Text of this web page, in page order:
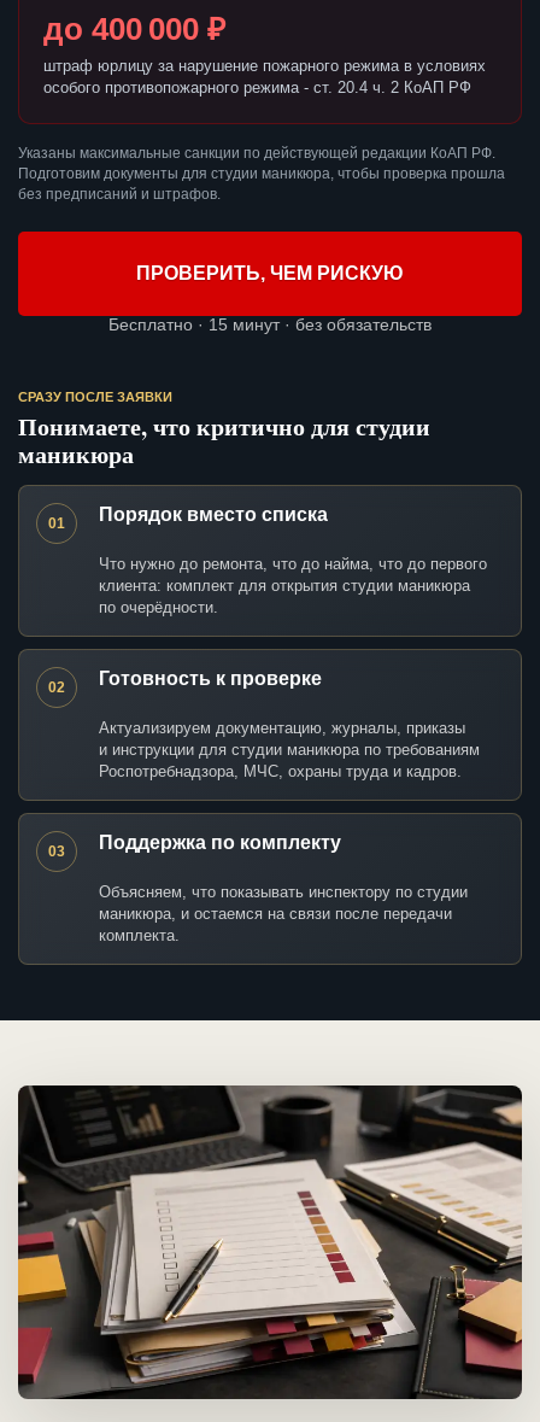
до 400 000 ₽
штраф юрлицу за нарушение пожарного режима в условиях
особого противопожарного режима - ст. 20.4 ч. 2 КоАП РФ
Указаны максимальные санкции по действующей редакции КоАП РФ.
Подготовим документы для студии маникюра, чтобы проверка прошла
без предписаний и штрафов.
ПРОВЕРИТЬ, ЧЕМ РИСКУЮ
Бесплатно · 15 минут · без обязательств
СРАЗУ ПОСЛЕ ЗАЯВКИ
Понимаете, что критично для студии
маникюра
01 Порядок вместо списка
Что нужно до ремонта, что до найма, что до первого
клиента: комплект для открытия студии маникюра
по очерёдности.
02 Готовность к проверке
Актуализируем документацию, журналы, приказы
и инструкции для студии маникюра по требованиям
Роспотребнадзора, МЧС, охраны труда и кадров.
03 Поддержка по комплекту
Объясняем, что показывать инспектору по студии
маникюра, и остаемся на связи после передачи
комплекта.